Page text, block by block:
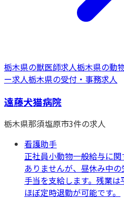
栃木県の獣医師求人栃木県の動
ー求人栃木県の受付・事務求人
遠藤犬猫病院
栃木県那須塩原市3件の求人
看護助手
正社員小動物一般給与に
ありませんが、昼休み中
手当を支給します。残業は
ほぼ定時退勤が可能です。